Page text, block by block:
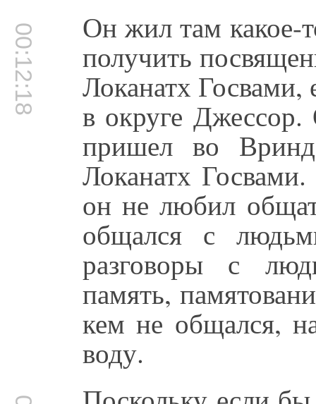
00:12:18 Он жил там какое-
получить
Локанатх Госвами,
в округе
пришел во
Локанатх
он не любил
общался с
разговоры с
память,
кем не общался,
воду.